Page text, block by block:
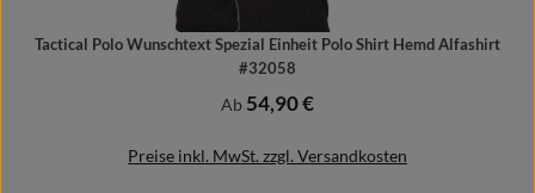
Tactical Polo Wunschtext Spezial Einheit Polo Shirt Hemd Alfashirt
#32058
Regulärer Preis:
Ab 54,90 €
Preise inkl. MwSt. zzgl. Versandkosten